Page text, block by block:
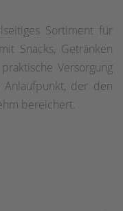
Sortiment für
Snacks, Getränken
Versorgung
Anlaufpunkt, der den
bereichert.